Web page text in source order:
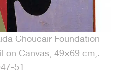
Choucair Foundation
on Canvas, 49×69 cm,
51